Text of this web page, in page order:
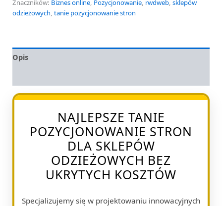
Znaczników: Biznes online, Pozycjonowanie, rwdweb, sklepów
odzieżowych, tanie pozycjonowanie stron
Opis
NAJLEPSZE TANIE
POZYCJONOWANIE STRON
DLA SKLEPÓW
ODZIEŻOWYCH BEZ
UKRYTYCH KOSZTÓW
Specjalizujemy się w projektowaniu innowacyjnych